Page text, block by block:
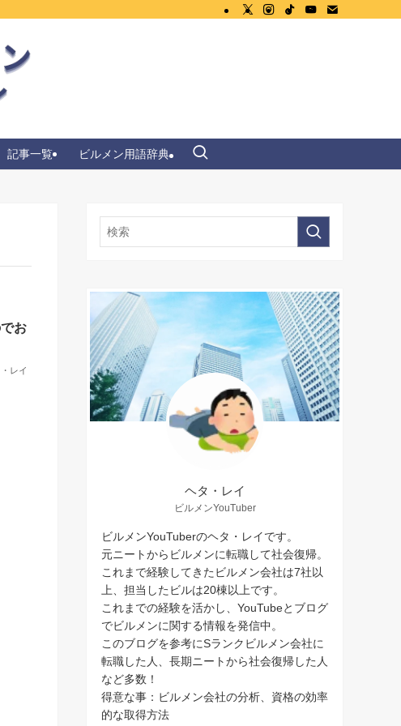
記事一覧 ビルメン用語辞典
お
レイ
ヘタ・レイ
ビルメンYouTuber
ビルメンYouTuberのヘタ・レイです。
元ニートからビルメンに転職して社会復帰。
これまで経験してきたビルメン会社は7社以
上、担当したビルは20棟以上です。
これまでの経験を活かし、YouTubeとブログ
でビルメンに関する情報を発信中。
このブログを参考にSランクビルメン会社に
転職した人、長期ニートから社会復帰した人
など多数！
得意な事：ビルメン会社の分析、資格の効率
的な取得方法